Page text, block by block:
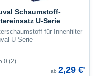
Schaumstoff-
U-Serie
für Innenfilter
U-Serie
(2)
ab 2,29 €*